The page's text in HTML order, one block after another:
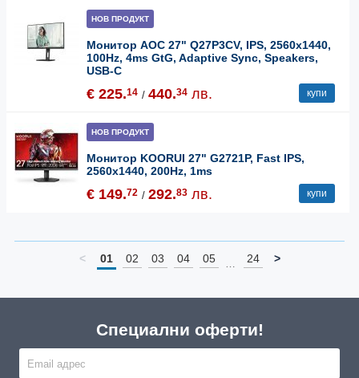
НОВ ПРОДУКТ
Монитор AOC 27" Q27P3CV, IPS, 2560x1440,
100Hz, 4ms GtG, Adaptive Sync, Speakers,
USB-C
€ 225.14 / 440.34 лв. купи
НОВ ПРОДУКТ
Монитор KOORUI 27" G2721P, Fast IPS,
2560x1440, 200Hz, 1ms
€ 149.72 / 292.83 лв. купи
< 01 02 03 04 05 … 24 >
Специални оферти!